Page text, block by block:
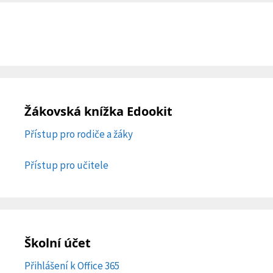
Žákovská knížka Edookit
Přístup pro rodiče a žáky
Přístup pro učitele
Školní účet
Přihlášení k Office 365